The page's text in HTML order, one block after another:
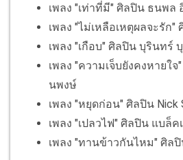
เพลง "เท่าที่มี" ศิลปิน ธนพล
เพลง "ไม่เหลือเหตุผลจะรัก
เพลง "เกือบ" ศิลปิน บุรินทร์
เพลง "ความเจ็บยังคงหายใ
นพงษ์
เพลง "หยุดก่อน" ศิลปิน Nick
เพลง "เปลวไฟ" ศิลปิน แบล็ค
เพลง "ทานข้าวกันไหม" ศิล